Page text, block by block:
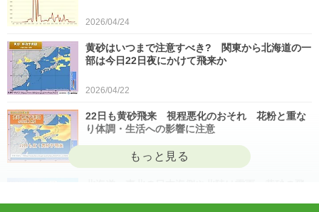
2026/04/24
黄砂はいつまで注意すべき? 関東から北海道の一
部は今日22日夜にかけて飛来か
2026/04/22
22日も黄砂飛来 視程悪化のおそれ 花粉と重な
り体調・生活への影響に注意